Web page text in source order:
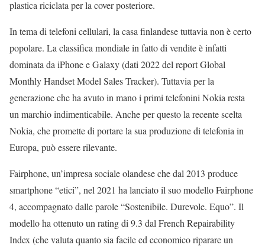
plastica riciclata per la cover posteriore.
In tema di telefoni cellulari, la casa finlandese tuttavia non è certo
popolare. La classifica mondiale in fatto di vendite è infatti
dominata da iPhone e Galaxy (dati 2022 del report Global
Monthly Handset Model Sales Tracker). Tuttavia per la
generazione che ha avuto in mano i primi telefonini Nokia resta
un marchio indimenticabile. Anche per questo la recente scelta
Nokia, che promette di portare la sua produzione di telefonia in
Europa, può essere rilevante.
Fairphone, un’impresa sociale olandese che dal 2013 produce
smartphone “etici”, nel 2021 ha lanciato il suo modello Fairphone
4, accompagnato dalle parole “Sostenibile. Durevole. Equo”. Il
modello ha ottenuto un rating di 9.3 dal French Repairability
Index (che valuta quanto sia facile ed economico riparare un